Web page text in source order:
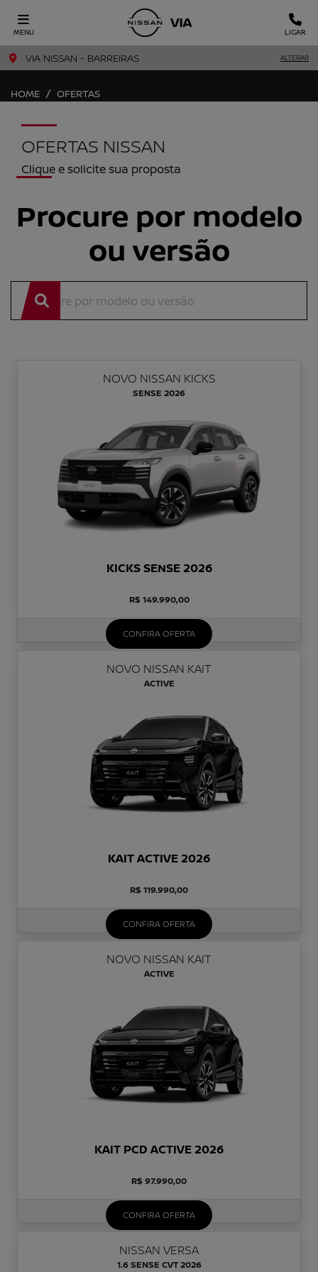
MENU LIGAR
VIA NISSAN - BARREIRAS ALTERAR
HOME OFERTAS
OFERTAS NISSAN
Clique e solicite sua proposta
Procure por modelo
ou versão
NOVO NISSAN KICKS
SENSE 2026
KICKS SENSE 2026
R$ 149.990,00
CONFIRA OFERTA
NOVO NISSAN KAIT
ACTIVE
KAIT ACTIVE 2026
R$ 119.990,00
CONFIRA OFERTA
NOVO NISSAN KAIT
ACTIVE
KAIT PCD ACTIVE 2026
R$ 97.990,00
CONFIRA OFERTA
NISSAN VERSA
1.6 SENSE CVT 2026